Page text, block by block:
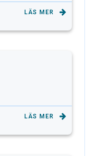
LÄS MER
LÄS MER